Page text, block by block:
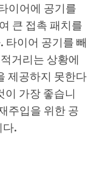
이어에 공기를
큰 접촉 패치를
타이어 공기를 빼
거리는 상황에
제공하지 못한다
이 가장 좋습니
주입을 위한 공
다.